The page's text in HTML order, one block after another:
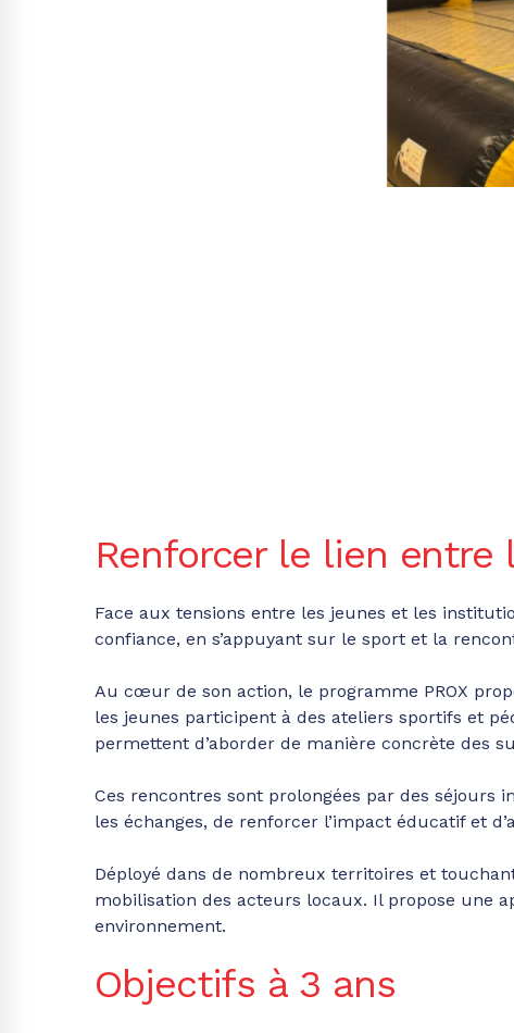
Renforcer le lien
Face aux tensions entre les jeunes et les
confiance, en s’appuyant sur le sport et la
Au cœur de son action, le programme PROX
les jeunes participent à des ateliers sportifs et
permettent d’aborder de manière concrète des
Ces rencontres sont prolongées par des séjours
les échanges, de renforcer l’impact éducatif et
Déployé dans de nombreux territoires et
mobilisation des acteurs locaux. Il propose une
environnement.
Objectifs à 3 ans